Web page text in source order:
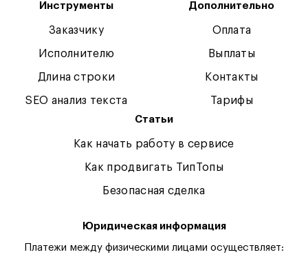
Инструменты
Заказчику
Исполнителю
Длина строки
SEO анализ текста
Дополнительно
Оплата
Выплаты
Контакты
Тарифы
Статьи
Как начать работу в сервисе
Как продвигать ТипТопы
Безопасная сделка
Юридическая информация
Платежи между физическими лицами осуществляет: